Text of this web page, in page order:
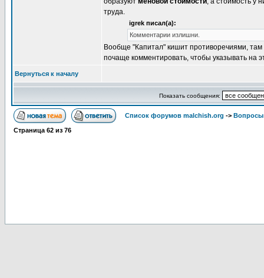
труда.
igrek писал(а):
Комментарии излишни.
Вообще "Капитал" кишит противоречиями, там
почаще комментировать, чтобы указывать на
Вернуться к началу
Показать сообщения:
Список форумов malchish.org -> Вопросы
Страница 62 из 76